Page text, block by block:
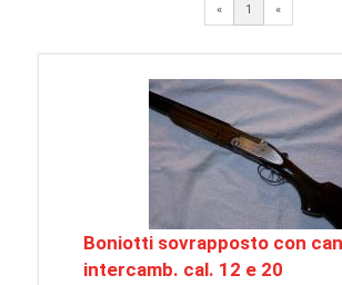
« 1 «
Boniotti sovrapposto con
intercamb. cal. 12 e 20